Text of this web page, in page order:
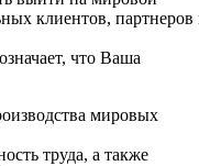
клиентов, партнеров
что Ваша
мировых
труда, а также